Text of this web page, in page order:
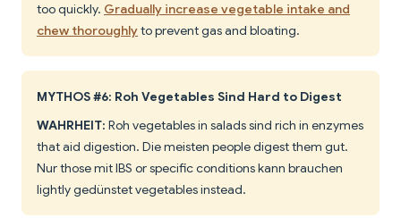
too quickly. Gradually increase vegetable intake and
chew thoroughlyto prevent gas and bloating.
MYTHOS #6: Roh Vegetables Sind Hard to Digest
WAHRHEIT: Roh vegetables in salads sind rich in enzymes
that aid digestion. Die meisten people digest them gut.
Nur those mit IBS or specific conditions kann brauchen
lightly gedünstet vegetables instead.